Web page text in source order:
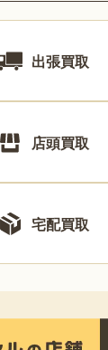
出張買取
店頭買取
宅配買取